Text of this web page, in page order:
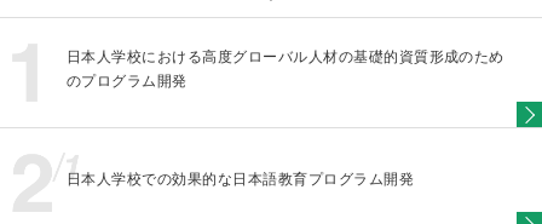
日本人学校における高度グローバル人材の基礎的資質形成のため
のプログラム開発
日本人学校での効果的な日本語教育プログラム開発